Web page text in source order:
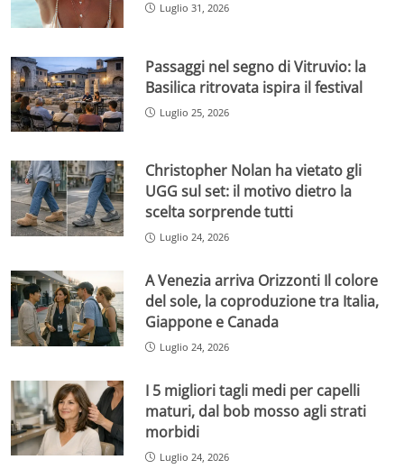
Luglio 31, 2026
Passaggi nel segno di Vitruvio: la
Basilica ritrovata ispira il festival
Luglio 25, 2026
Christopher Nolan ha vietato gli
UGG sul set: il motivo dietro la
scelta sorprende tutti
Luglio 24, 2026
A Venezia arriva Orizzonti Il colore
del sole, la coproduzione tra Italia,
Giappone e Canada
Luglio 24, 2026
I 5 migliori tagli medi per capelli
maturi, dal bob mosso agli strati
morbidi
Luglio 24, 2026